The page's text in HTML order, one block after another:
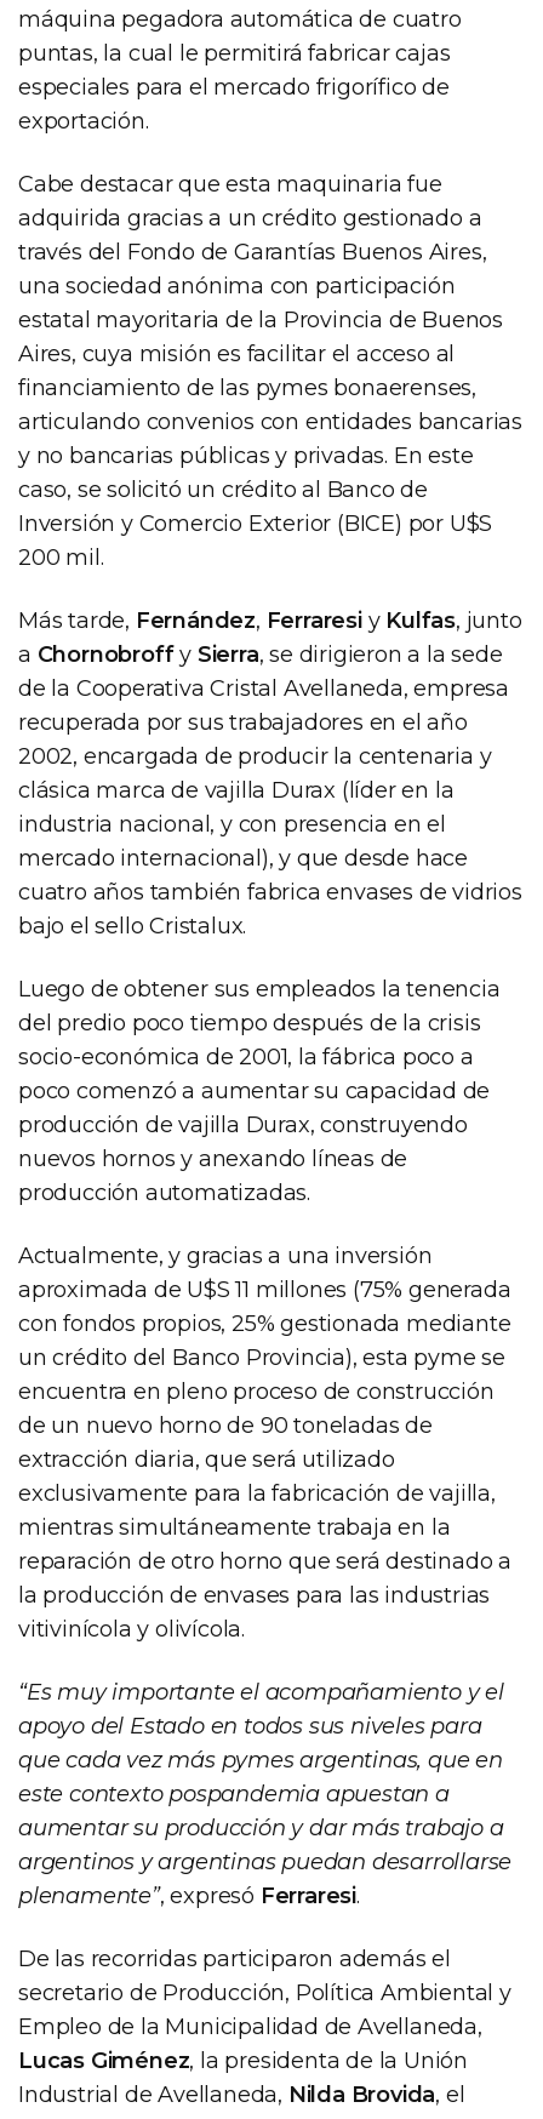
máquina pegadora automática de cuatro
puntas, la cual le permitirá fabricar cajas
especiales para el mercado frigorífico de
exportación.
Cabe destacar que esta maquinaria fue
adquirida gracias a un crédito gestionado a
través del Fondo de Garantías Buenos Aires,
una sociedad anónima con participación
estatal mayoritaria de la Provincia de Buenos
Aires, cuya misión es facilitar el acceso al
financiamiento de las pymes bonaerenses,
articulando convenios con entidades bancarias
y no bancarias públicas y privadas. En este
caso, se solicitó un crédito al Banco de
Inversión y Comercio Exterior (BICE) por U$S
200 mil.
Más tarde, Fernández, Ferraresiy Kulfas, junto
a Chornobroffy Sierra, se dirigieron a la sede
de la Cooperativa Cristal Avellaneda, empresa
recuperada por sus trabajadores en el año
2002, encargada de producir la centenaria y
clásica marca de vajilla Durax (líder en la
industria nacional, y con presencia en el
mercado internacional), y que desde hace
cuatro años también fabrica envases de vidrios
bajo el sello Cristalux.
Luego de obtener sus empleados la tenencia
del predio poco tiempo después de la crisis
socio-económica de 2001, la fábrica poco a
poco comenzó a aumentar su capacidad de
producción de vajilla Durax, construyendo
nuevos hornos y anexando líneas de
producción automatizadas.
Actualmente, y gracias a una inversión
aproximada de U$S 11 millones (75% generada
con fondos propios, 25% gestionada mediante
un crédito del Banco Provincia), esta pyme se
encuentra en pleno proceso de construcción
de un nuevo horno de 90 toneladas de
extracción diaria, que será utilizado
exclusivamente para la fabricación de vajilla,
mientras simultáneamente trabaja en la
reparación de otro horno que será destinado a
la producción de envases para las industrias
vitivinícola y olivícola.
“Es muy importante el acompañamiento y el
apoyo del Estado en todos sus niveles para
que cada vez más pymes argentinas, que en
este contexto pospandemia apuestan a
aumentar su producción y dar más trabajo a
argentinos y argentinas puedan desarrollarse
plenamente”, expresó Ferraresi.
De las recorridas participaron además el
secretario de Producción, Política Ambiental y
Empleo de la Municipalidad de Avellaneda,
Lucas Giménez, la presidenta de la Unión
Industrial de Avellaneda, Nilda Brovida, el